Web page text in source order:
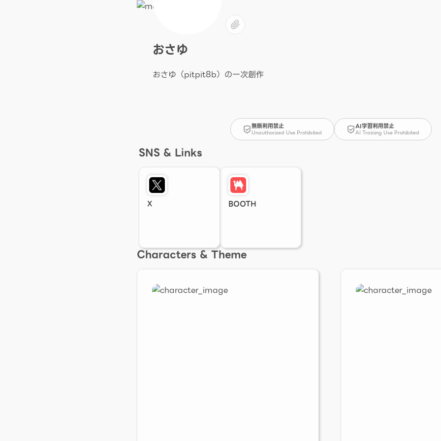
おさゆ
おさゆ（pitpit8b）の一次創作
無断利用禁止
Unauthorized Use Prohibited
AI学習利用禁止
AI Training Use Prohibited
SNS & Links
X BOOTH
Characters & Theme